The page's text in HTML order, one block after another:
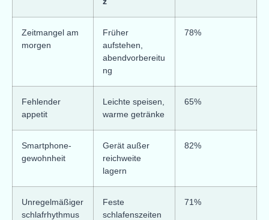
Zeitmangel am
morgen
Früher
aufstehen,
abendvorbereitu
ng
78%
Fehlender
appetit
Leichte speisen,
warme getränke
65%
Smartphone-
gewohnheit
Gerät außer
reichweite
lagern
82%
Unregelmäßiger
schlafrhythmus
Feste
schlafenszeiten
71%